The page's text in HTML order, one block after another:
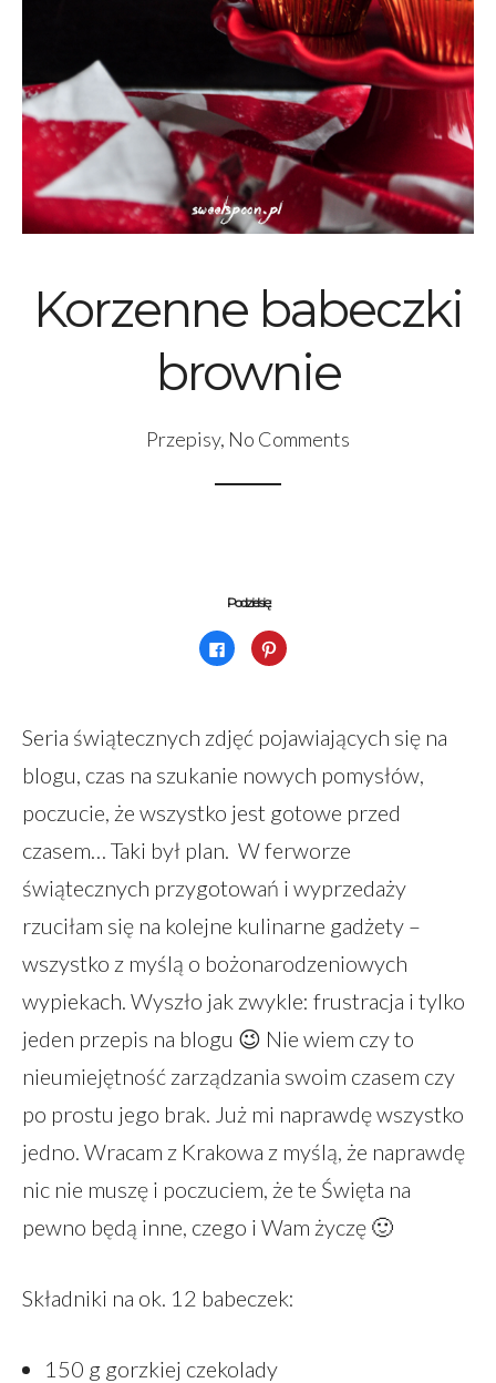
Korzenne babeczki
brownie
Przepisy, No Comments
Podziel się:
Kliknij,
aby
udostępnić
nowym
oknie)
Udostępniej
na
Seria świątecznych zdjęć pojawiających się na
blogu, czas na szukanie nowych pomysłów,
poczucie, że wszystko jest gotowe przed
czasem… Taki był plan. W ferworze
świątecznych przygotowań i wyprzedaży
rzuciłam się na kolejne kulinarne gadżety –
wszystko z myślą o bożonarodzeniowych
wypiekach. Wyszło jak zwykle: frustracja i tylko
jeden przepis na blogu 😉 Nie wiem czy to
nieumiejętność zarządzania swoim czasem czy
po prostu jego brak. Już mi naprawdę wszystko
jedno. Wracam z Krakowa z myślą, że naprawdę
nic nie muszę i poczuciem, że te Święta na
pewno będą inne, czego i Wam życzę 🙂
Składniki na ok. 12 babeczek:
150 g gorzkiej czekolady